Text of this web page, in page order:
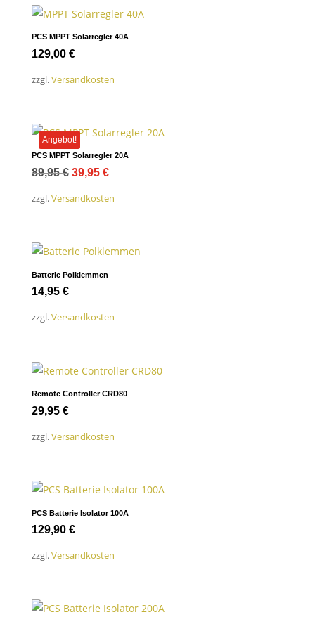
PCS MPPT Solarregler 40A
129,00 €
zzgl.Versandkosten
Angebot!
PCS MPPT Solarregler 20A
89,95€ Ursprünglicher
39,95 €Aktueller
zzgl.Versandkosten
Batterie Polklemmen
14,95 €
zzgl.Versandkosten
Remote Controller CRD80
29,95 €
zzgl.Versandkosten
PCS Batterie Isolator 100A
129,90 €
zzgl.Versandkosten